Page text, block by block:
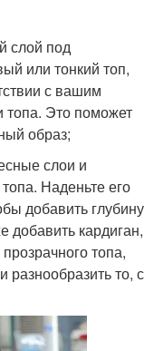
слой под
или тонкий топ,
с вашим
топа. Это поможет
образ;
слои и
Наденьте его
добавить глубину
добавить кардиган,
топа,
разнообразить то, с